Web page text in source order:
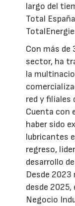
largo del
Total
Con más de
sector, ha
la
red y filiales
Cuenta con
haber sido
lubricantes
regreso,
desarrollo
Desde
desde 2025,
Negocio